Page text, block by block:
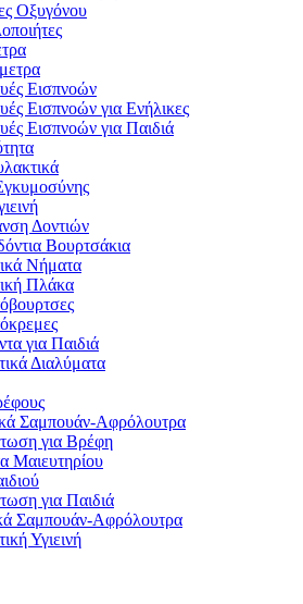
Οξυγόνου
Εισπνοών
Εισπνοών για Ενήλικες
Εισπνοών για Παιδιά
Δοντιών
Βουρτσάκια
Νήματα
Πλάκα
για Παιδιά
Διαλύματα
Σαμπουάν-Αφρόλουτρα
για Βρέφη
Μαιευτηρίου
για Παιδιά
Σαμπουάν-Αφρόλουτρα
Υγιεινή